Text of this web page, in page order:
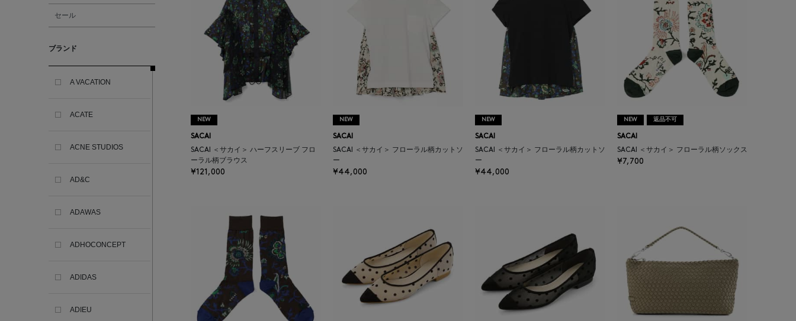
セール
ブランド
A VACATION
ACATE
ACNE STUDIOS
AD&C
ADAWAS
ADHOCONCEPT
ADIDAS
ADIEU
NEW
SACAI
SACAI ＜サカイ＞ ハーフスリーブ フロ
ーラル柄ブラウス
¥121,000
NEW
SACAI
SACAI ＜サカイ＞ フローラル柄カットソ
ー
¥44,000
NEW
SACAI
SACAI ＜サカイ＞ フローラル柄カットソ
ー
¥44,000
NEW 返品不可
SACAI
SACAI ＜サカイ＞ フローラル柄ソックス
¥7,700